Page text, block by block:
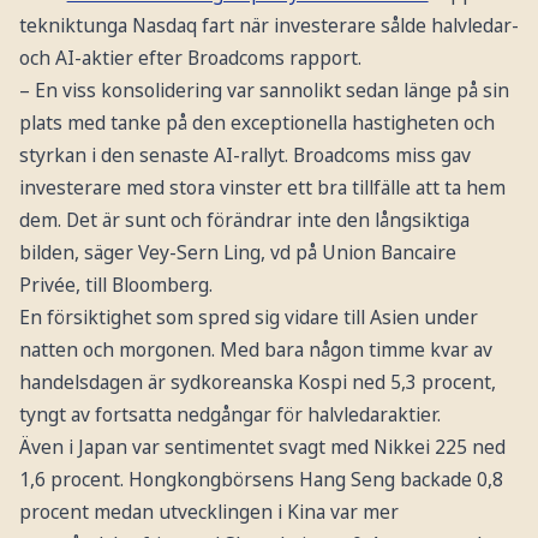
tekniktunga Nasdaq fart när investerare sålde halvledar-
och AI-aktier efter Broadcoms rapport.
– En viss konsolidering var sannolikt sedan länge på sin
plats med tanke på den exceptionella hastigheten och
styrkan i den senaste AI-rallyt. Broadcoms miss gav
investerare med stora vinster ett bra tillfälle att ta hem
dem. Det är sunt och förändrar inte den långsiktiga
bilden, säger Vey-Sern Ling, vd på Union Bancaire
Privée, till Bloomberg.
En försiktighet som spred sig vidare till Asien under
natten och morgonen. Med bara någon timme kvar av
handelsdagen är sydkoreanska Kospi ned 5,3 procent,
tyngt av fortsatta nedgångar för halvledaraktier.
Även i Japan var sentimentet svagt med Nikkei 225 ned
1,6 procent. Hongkongbörsens Hang Seng backade 0,8
procent medan utvecklingen i Kina var mer